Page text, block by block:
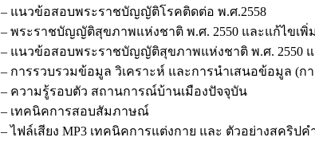
– แนวข้อสอบพระราชบัญญัติโรคติดต่อ พ.ศ.2558
– พระราชบัญญัติสุขภาพแห่งชาติ พ.ศ. 2550 และแก้ไขเพิ่
– แนวข้อสอบพระราชบัญญัติสุขภาพแห่งชาติ พ.ศ. 2550 แ
– การรวบรวมข้อมูล วิเคราะห์ และการนำเสนอข้อมูล (ก
– ความรู้รอบตัว สถานการณ์บ้านเมืองปัจจุบัน
– เทคนิคการสอบสัมภาษณ์
– ไฟล์เสียง MP3 เทคนิคการแต่งกาย และ ตัวอย่างสคริ